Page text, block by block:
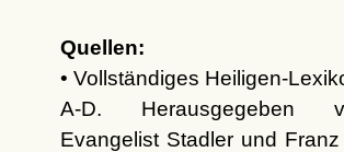
Quellen:
• Vollständiges Heiligen-
A-D. Herausgegeben
Evangelist Stadler und